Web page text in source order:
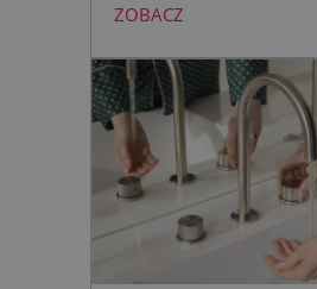
montażu stelaża
Zyskujesz do 20 cm
łazience i o 15% cichsze
spłukiwanie dzięki
opartej na efekcie
Idealne rozwiązanie
remontów bez kucia
ZOBACZ